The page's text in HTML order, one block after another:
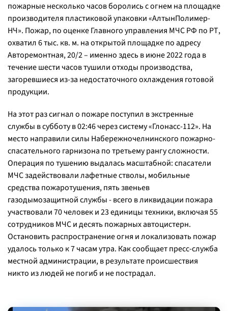
пожарные несколько часов боролись с огнем на площадке
производителя пластиковой упаковки «АлтынПолимер-
НЧ». Пожар, по оценке Главного управления МЧС РФ по РТ,
охватил 6 тыс. кв. м. на открытой площадке по адресу
Авторемонтная, 20/2 – именно здесь в июне 2022 года в
течение шести часов тушили отходы производства,
загоревшиеся из-за недостаточного охлаждения готовой
продукции.
На этот раз сигнал о пожаре поступил в экстренные
службы в субботу в 02:46 через систему «Глонасс-112». На
место направили силы Набережночелнинского пожарно-
спасательного гарнизона по третьему рангу сложности.
Операция по тушению выдалась масштабной: спасатели
МЧС задействовали лафетные стволы, мобильные
средства пожаротушения, пять звеньев
газодымозащитной службы - всего в ликвидации пожара
участвовали 70 человек и 23 единицы техники, включая 55
сотрудников МЧС и десять пожарных автоцистерн.
Остановить распространение огня и локализовать пожар
удалось только к 7 часам утра. Как сообщает пресс-служба
местной администрации, в результате происшествия
никто из людей не погиб и не пострадал.